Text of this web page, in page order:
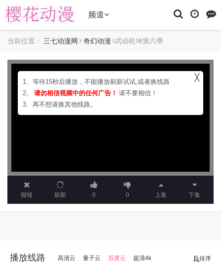
频道
当前位置： 三七动漫网 奇幻动漫 武动乾坤第六季
报错 刷新 0 0 上集 下集
1、等待15秒后播放，不能播放刷新试试,或者换线路
2、
请勿相信视频中的任何广告！ 请不要相信！
3、再不想请换其他线路。
╳
排序
播放线路 高清云 量子云 百度云 超清4k